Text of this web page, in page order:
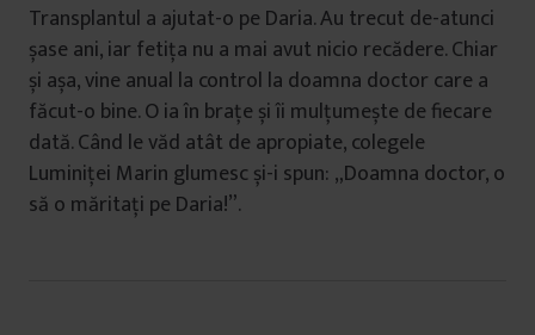
Transplantul a ajutat-o pe Daria. Au trecut de-atunci
șase ani, iar fetița nu a mai avut nicio recădere. Chiar
și așa, vine anual la control la doamna doctor care a
făcut-o bine. O ia în brațe și îi mulțumește de fiecare
dată. Când le văd atât de apropiate, colegele
Luminiței Marin glumesc și-i spun: „Doamna doctor, o
să o măritați pe Daria!”.